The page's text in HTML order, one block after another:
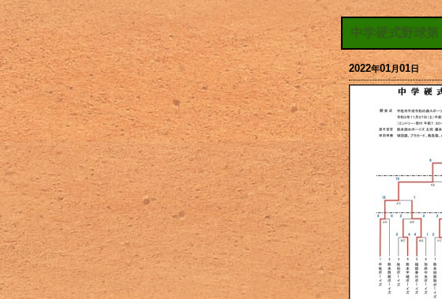
中学硬式野球
2022年01月01日